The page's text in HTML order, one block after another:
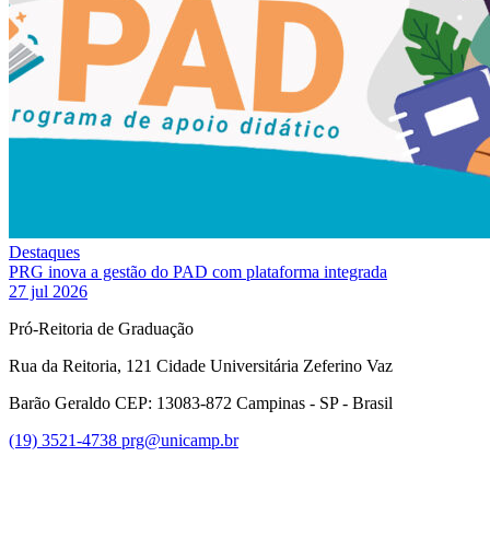
Destaques
PRG inova a gestão do PAD com plataforma integrada
27 jul 2026
Pró-Reitoria de Graduação
Rua da Reitoria, 121 Cidade Universitária Zeferino Vaz
Barão Geraldo CEP: 13083-872 Campinas - SP - Brasil
(19) 3521-4738 prg@unicamp.br